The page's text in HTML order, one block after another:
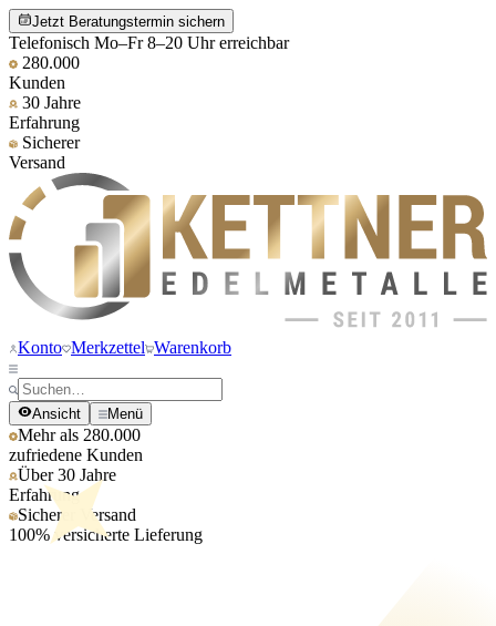
Jetzt Beratungstermin sichern
Telefonisch Mo–Fr 8–20 Uhr erreichbar
280.000
Kunden
30 Jahre
Erfahrung
Sicherer
Versand
Konto Merkzettel Warenkorb
Ansicht Menü
Mehr als 280.000
zufriedene Kunden
Über 30 Jahre
Erfahrung
Sicherer Versand
100% versicherte Lieferung